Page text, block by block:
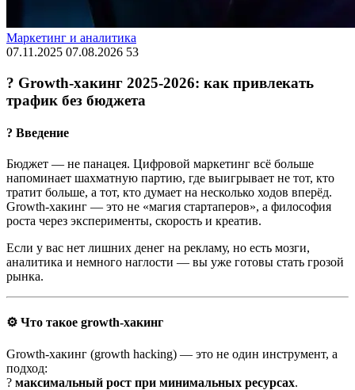
Маркетинг и аналитика
07.11.2025 07.08.2026 53
? Growth-хакинг 2025-2026: как привлекать
трафик без бюджета
? Введение
Бюджет — не панацея. Цифровой маркетинг всё больше
напоминает шахматную партию, где выигрывает не тот, кто
тратит больше, а тот, кто думает на несколько ходов вперёд.
Growth-хакинг — это не «магия стартаперов», а философия
роста через эксперименты, скорость и креатив.
Если у вас нет лишних денег на рекламу, но есть мозги,
аналитика и немного наглости — вы уже готовы стать грозой
рынка.
⚙️ Что такое growth-хакинг
Growth-хакинг (growth hacking) — это не один инструмент, а
подход:
? максимальный рост при минимальных ресурсах.